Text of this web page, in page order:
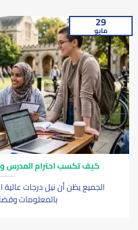
كيف تكسب احترام المدرس
الجميع يظن أن نيل درجات
بالمعلومات
29
مايو